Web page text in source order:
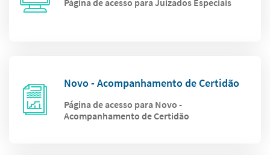
Novo - Acompanhamento de Certidão
Página de acesso para Novo -
Acompanhamento de Certidão